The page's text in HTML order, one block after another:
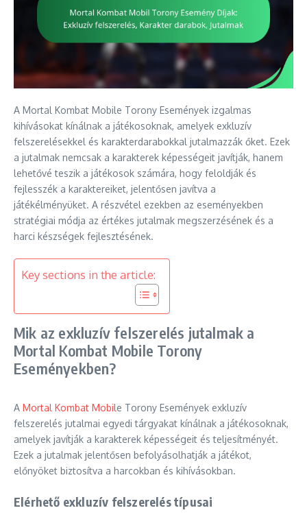
A Mortal Kombat Mobile Torony Események izgalmas
kihívásokat kínálnak a játékosoknak, amelyek exkluzív
felszerelésekkel és karakterdarabokkal jutalmazzák őket. Ezek
a jutalmak nemcsak a karakterek képességeit javítják, hanem
lehetővé teszik a játékosok számára, hogy feloldják és
fejlesszék a karaktereiket, jelentősen javítva a
játékélményüket. A részvétel ezekben az eseményekben
stratégiai módja az értékes jutalmak megszerzésének és a
harci készségek fejlesztésének.
Key sections in the article:
Mik az exkluzív felszerelés jutalmak a
Mortal Kombat Mobile Torony
Eseményekben?
A Mortal Kombat Mobile Torony Események exkluzív
felszerelés jutalmai egyedi tárgyakat kínálnak a játékosoknak,
amelyek javítják a karakterek képességeit és teljesítményét.
Ezek a jutalmak jelentősen befolyásolhatják a játékot,
előnyöket biztosítva a harcokban és kihívásokban.
Elérhető exkluzív felszerelés típusai